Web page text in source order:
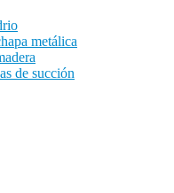
metálica
de succión